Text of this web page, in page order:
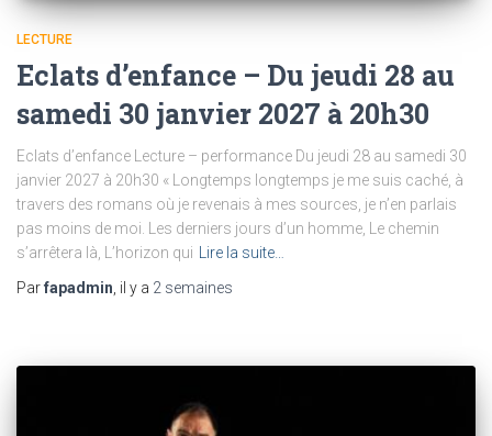
LECTURE
Eclats d’enfance – Du jeudi 28 au
samedi 30 janvier 2027 à 20h30
Eclats d’enfance Lecture – performance Du jeudi 28 au samedi 30
janvier 2027 à 20h30 « Longtemps longtemps je me suis caché, à
travers des romans où je revenais à mes sources, je n’en parlais
pas moins de moi. Les derniers jours d’un homme, Le chemin
s’arrêtera là, L’horizon qui
Lire la suite…
Parfapadmin , il y a 2 semaines